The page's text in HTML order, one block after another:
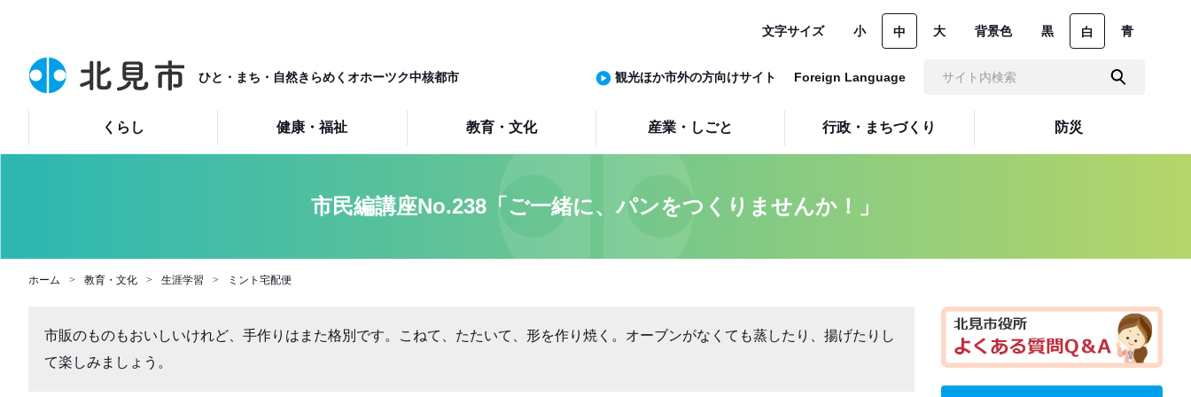
ひと・まち・自然きらめくオホーツク中核都市
くらし 健康・福祉 教育・文化 産業・しごと 行政・まちづくり 防災
文字サイズ 小 中 大 背景色 黒 白 青
観光ほか市外の方向けサイト Foreign Language
市民編講座No.238「ご一緒に、パンをつくりませんか！」
ホーム 教育・文化 生涯学習 ミント宅配便
市販のものもおいしいけれど、手作りはまた格別です。こねて、たたいて、形を作り焼く。オーブンがなくても蒸したり、揚げたりし
て楽しみましょう。